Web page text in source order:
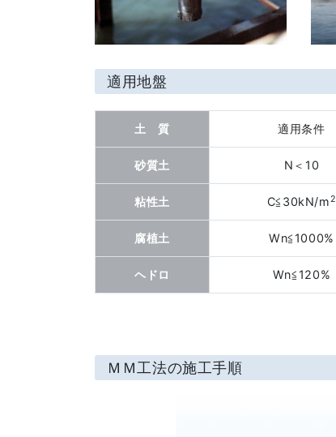
適用地盤
土 質 適用条件
砂質土 N＜10
粘性土 C≦30kN/m2
腐植土 Wn≦1000%
ヘドロ Wn≦120%
ＭＭ工法の施工手順